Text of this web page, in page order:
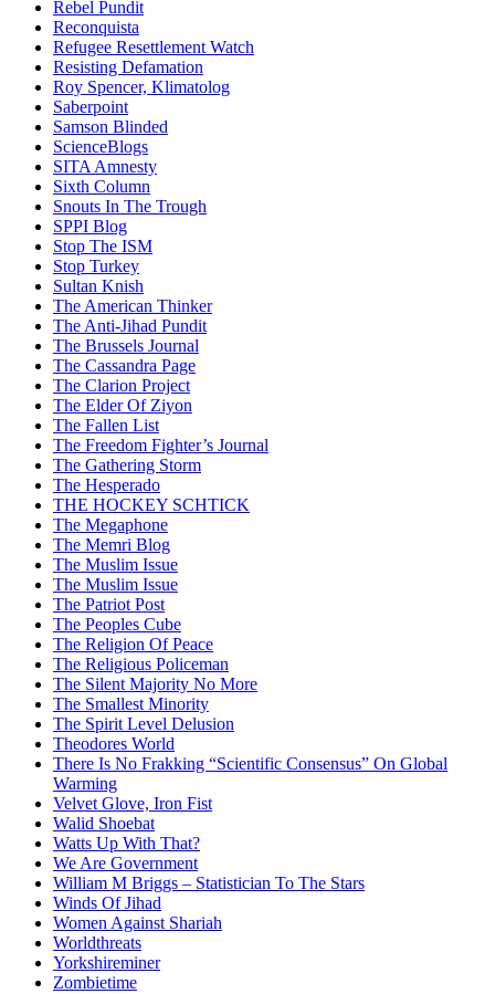
Rebel Pundit
Reconquista
Refugee Resettlement Watch
Resisting Defamation
Roy Spencer, Klimatolog
Saberpoint
Samson Blinded
ScienceBlogs
SITA Amnesty
Sixth Column
Snouts In The Trough
SPPI Blog
Stop The ISM
Stop Turkey
Sultan Knish
The American Thinker
The Anti-Jihad Pundit
The Brussels Journal
The Cassandra Page
The Clarion Project
The Elder Of Ziyon
The Fallen List
The Freedom Fighter’s Journal
The Gathering Storm
The Hesperado
THE HOCKEY SCHTICK
The Megaphone
The Memri Blog
The Muslim Issue
The Muslim Issue
The Patriot Post
The Peoples Cube
The Religion Of Peace
The Religious Policeman
The Silent Majority No More
The Smallest Minority
The Spirit Level Delusion
Theodores World
There Is No Frakking “Scientific Consensus” On Global
Warming
Velvet Glove, Iron Fist
Walid Shoebat
Watts Up With That?
We Are Government
William M Briggs – Statistician To The Stars
Winds Of Jihad
Women Against Shariah
Worldthreats
Yorkshireminer
Zombietime